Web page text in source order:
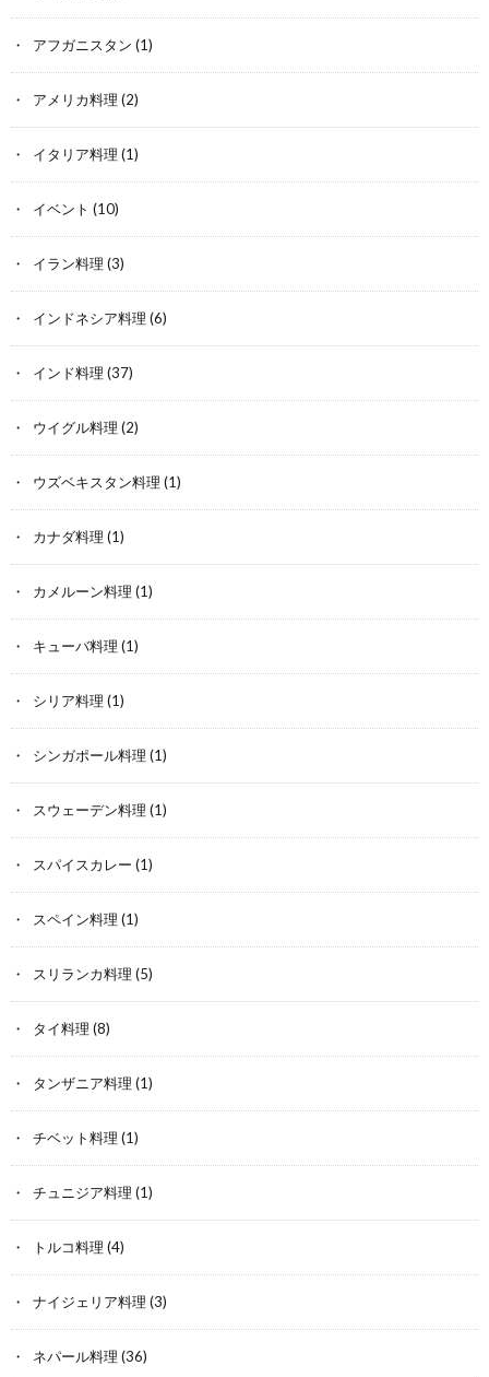
アフガニスタン (1)
アメリカ料理 (2)
イタリア料理 (1)
イベント (10)
イラン料理 (3)
インドネシア料理 (6)
インド料理 (37)
ウイグル料理 (2)
ウズベキスタン料理 (1)
カナダ料理 (1)
カメルーン料理 (1)
キューバ料理 (1)
シリア料理 (1)
シンガポール料理 (1)
スウェーデン料理 (1)
スパイスカレー (1)
スペイン料理 (1)
スリランカ料理 (5)
タイ料理 (8)
タンザニア料理 (1)
チベット料理 (1)
チュニジア料理 (1)
トルコ料理 (4)
ナイジェリア料理 (3)
ネパール料理 (36)